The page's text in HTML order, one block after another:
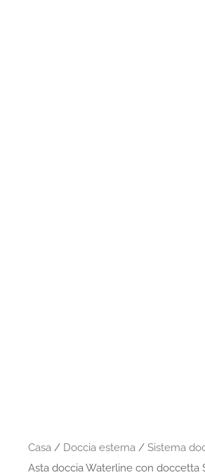
Casa / Doccia esterna /Sistema
Asta doccia Waterline con doccetta